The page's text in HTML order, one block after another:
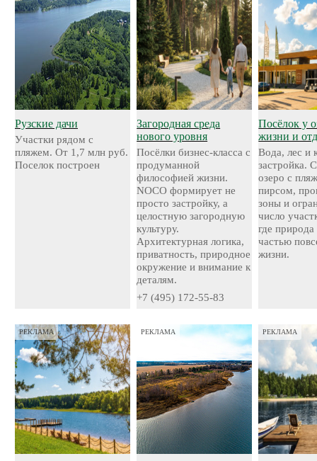
Рузские дачи
Участки рядом с
пляжем. От 1,7 млн руб.
Поселок построен
Загородная среда
нового уровня
Посёлки бизнес-класса с
продуманной
философией жизни.
NOCO формирует не
просто застройку, а
целостную загородную
культуру.
Архитектурная логика,
приватность, природное
окружение и внимание к
деталям.
+7 (495) 172-55-83
Посёлок у
жизни и
Вода, лес и
застройка.
озеро с
пирсом,
зоны и
число
где природа
частью
жизни.
РЕКЛАМА РЕКЛАМА РЕКЛАМА